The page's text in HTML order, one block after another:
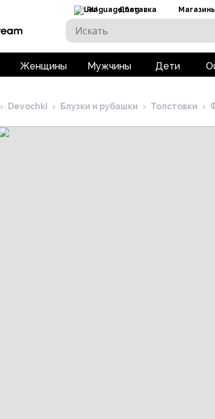
RU Доставка
Женщины Мужчины Дети
› Devochki › Блузки и рубашки › Толстовки ›